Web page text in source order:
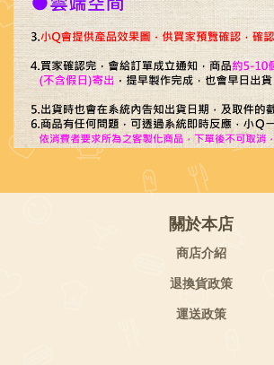
關於本店
商店介紹
退換貨政策
運送政策